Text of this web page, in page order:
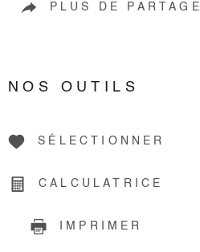
PLUS DE PARTAGE
NOS OUTILS
SÉLECTIONNER
CALCULATRICE
IMPRIMER